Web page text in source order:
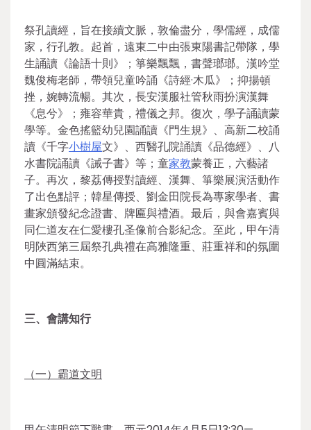
祭孔讀經，旨在接續文脈，敦倫盡分，學儒經，成儒
家，行孔教。起首，遠東二中由張東陽書記帶隊，學
生誦讀《論語十則》；箏樂飄飄，書聲瑯瑯。漢吟堂
魏俊梅老師，帶領兒童吟誦《詩經·木瓜》；抑揚頓
挫，婉轉流暢。其次，長安漢服社管秋雨扮演漢舞
《息兮》；雍容華貴，禮儀之邦。復次，學子誦讀蒙
學等。金色搖籃幼兒園誦讀《門生規》、高新二校誦
讀《千字小樹屋文》、西醫孔院誦讀《品德經》、八
水書院誦讀《誡子書》等；童家教蒙養正，六藝諸
子。再次，黎荔傳授對讀經、漢舞、箏樂展演活動作
了出色點評；韓星傳授、劉金田院長為專家學者、書
畫家頒發紀念證書、牌匾與禮酒。最后，與會嘉賓與
同仁道友在仁愛樓孔圣像前合影紀念。至此，甲午清
明陜西第三屆祭孔典禮在高雅隆重、莊重祥和的氛圍
中圓滿結束。
三、會講知行
（一）霸道文明